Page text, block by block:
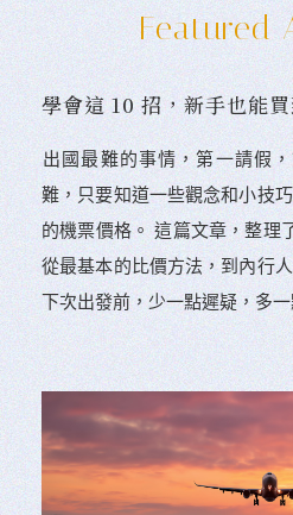
Featured
學會這 10 招，新手也能
出國最難的事情，第一請假
難，只要知道一些觀念和小技
的機票價格。 這篇文章，整理
從最基本的比價方法，到內行
下次出發前，少一點遲疑，多一